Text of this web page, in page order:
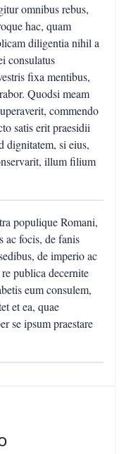
omnibus rebus,
hac, quam
diligentia nihil a
consulatus
fixa mentibus,
Quodsi meam
commendo
satis erit praesidii
dignitatem, si eius,
illum filium
populique Romani,
ac focis, de fanis
de imperio ac
publica decernite
eum consulem,
et ea, quae
se ipsum praestare